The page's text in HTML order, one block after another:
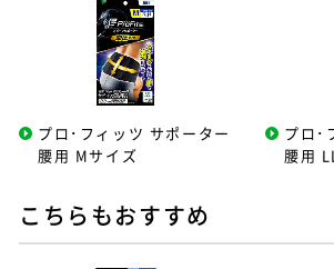
プロ･フィッツ サポーター
腰用 Mサイズ
プロ･
腰用
こちらもおすすめ